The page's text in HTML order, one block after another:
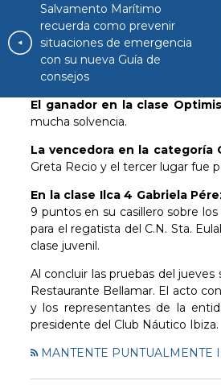
Tras la competición desarrollada
Optimist,totalizando 5 puntos
C.N.S. Antonio que finalizó
del C.N. Sta. Eulalia que terminó
El ganador en la clase
mucha solvencia.
La vencedora en la
Greta Recio y el tercer lugar fue
En la clase Ilca 4 Gabriela
9 puntos en su casillero sobre
para el regatista del C.N. Sta.
clase juvenil.
Al concluir las pruebas del
Restaurante Bellamar. El acto
y los representantes de la
presidente del Club Náutico Ibiza.
MANTENTE PUNTUALMENTE
Salvamento Marítimo
recuerda como prevenir
situaciones de emergencia
con su nueva Guía de
consejos